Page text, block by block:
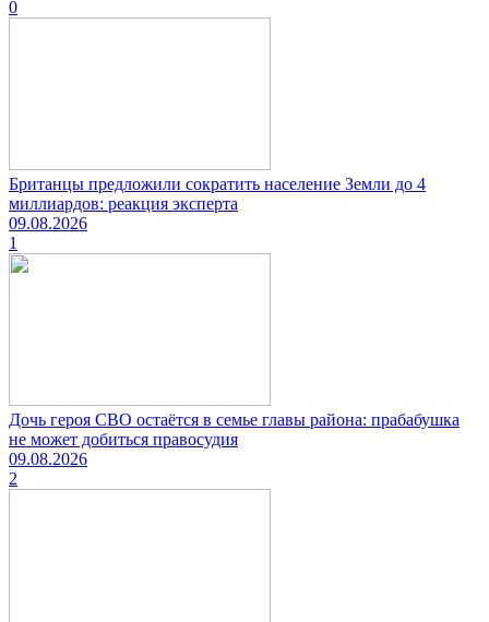
0
Британцы предложили сократить население Земли до 4
миллиардов: реакция эксперта
09.08.2026
1
Дочь героя СВО остаётся в семье главы района: прабабушка
не может добиться правосудия
09.08.2026
2